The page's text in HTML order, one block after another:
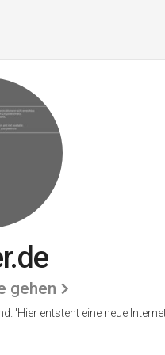
gehen
'Hier entsteht eine neue